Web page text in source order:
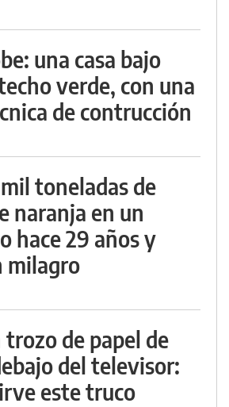
una casa bajo
verde, con una
de contrucción
toneladas de
naranja en un
hace 29 años y
milagro
trozo de papel de
del televisor:
este truco